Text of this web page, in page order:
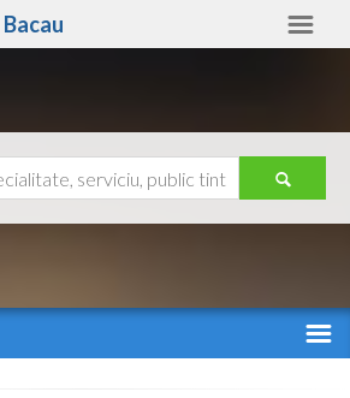
Bacau
Ajutor